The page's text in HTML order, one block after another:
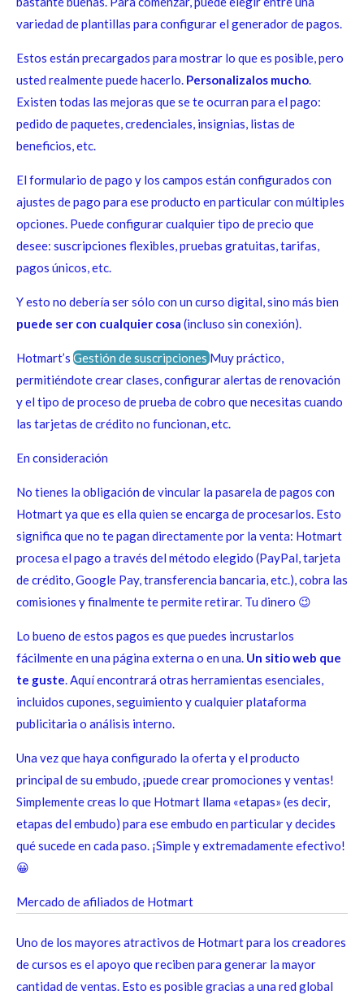
variedad de plantillas para configurar el generador de pagos.
Estos están precargados para mostrar lo que es posible, pero
usted realmente puede hacerlo. Personalizalos mucho.
Existen todas las mejoras que se te ocurran para el pago:
pedido de paquetes, credenciales, insignias, listas de
beneficios, etc.
El formulario de pago y los campos están configurados con
ajustes de pago para ese producto en particular con múltiples
opciones. Puede configurar cualquier tipo de precio que
desee: suscripciones flexibles, pruebas gratuitas, tarifas,
pagos únicos, etc.
Y esto no debería ser sólo con un curso digital, sino más bien
puede ser con cualquier cosa (incluso sin conexión).
Hotmart’s Gestión de suscripcionesMuy práctico,
permitiéndote crear clases, configurar alertas de renovación
y el tipo de proceso de prueba de cobro que necesitas cuando
las tarjetas de crédito no funcionan, etc.
En consideración
No tienes la obligación de vincular la pasarela de pagos con
Hotmart ya que es ella quien se encarga de procesarlos. Esto
significa que no te pagan directamente por la venta: Hotmart
procesa el pago a través del método elegido (PayPal, tarjeta
de crédito, Google Pay, transferencia bancaria, etc.), cobra las
comisiones y finalmente te permite retirar. Tu dinero 😉
Lo bueno de estos pagos es que puedes incrustarlos
fácilmente en una página externa o en una. Un sitio web que
te guste. Aquí encontrará otras herramientas esenciales,
incluidos cupones, seguimiento y cualquier plataforma
publicitaria o análisis interno.
Una vez que haya configurado la oferta y el producto
principal de su embudo, ¡puede crear promociones y ventas!
Simplemente creas lo que Hotmart llama «etapas» (es decir,
etapas del embudo) para ese embudo en particular y decides
qué sucede en cada paso. ¡Simple y extremadamente efectivo!
😀
Mercado de afiliados de Hotmart
Uno de los mayores atractivos de Hotmart para los creadores
de cursos es el apoyo que reciben para generar la mayor
cantidad de ventas. Esto es posible gracias a una red global